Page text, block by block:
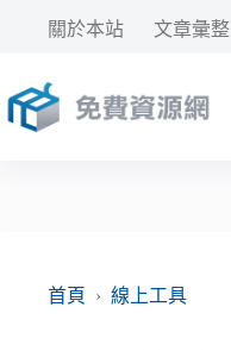
要
內
關於本站 文章彙整
首頁 › 線上工具